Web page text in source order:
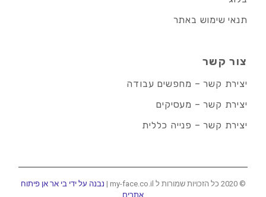
תנאי שימוש באתר
צור קשר
יצירת קשר – מחפשים עבודה
יצירת קשר – מעסיקים
יצירת קשר – פנייה כללית
© 2020 כל הזכויות שמורות ל my-face.co.il |
נבנה על ידי בי אר אן פיתוח
אתרים